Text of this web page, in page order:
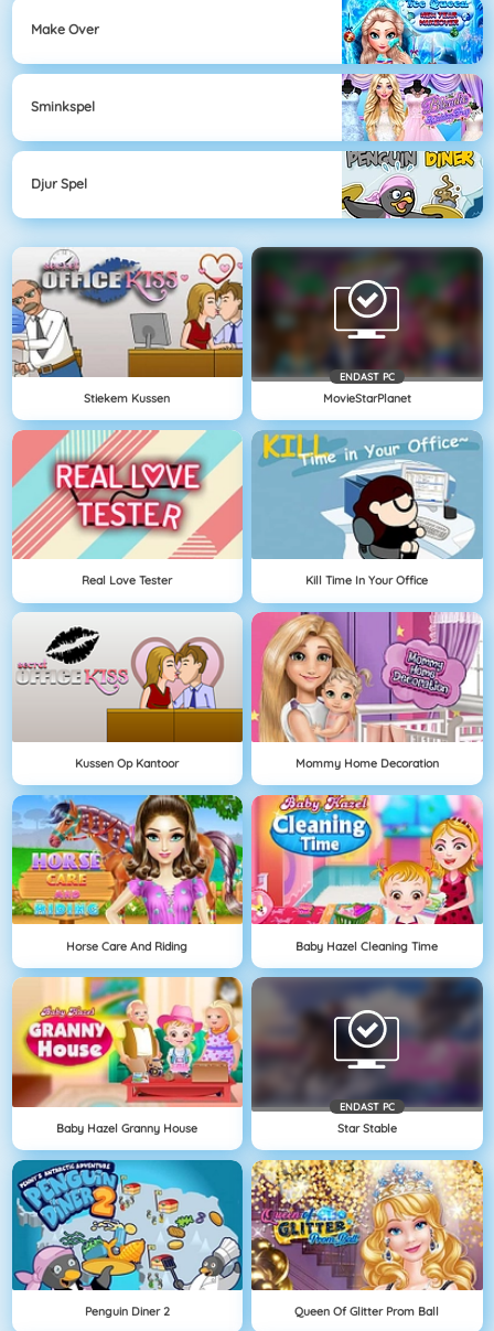
Make Over
Sminkspel
Djur Spel
Stiekem Kussen
ENDAST PC
MovieStarPlanet
Real Love Tester Kill Time In Your Office
Kussen Op Kantoor Mommy Home Decoration
Horse Care And Riding Baby Hazel Cleaning Time
Baby Hazel Granny House
ENDAST PC
Star Stable
Penguin Diner 2 Queen Of Glitter Prom Ball